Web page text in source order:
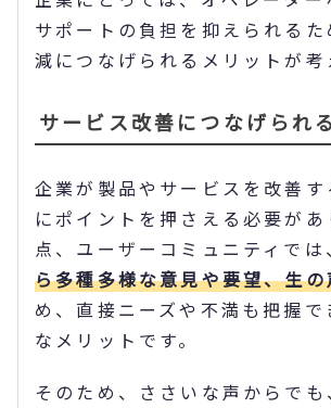
サポートの負担を抑えられるた
減につなげられるメリットが考
サービス改善につなげられる
企業が製品やサービスを改善
にポイントを押さえる必要があ
点、ユーザーコミュニティでは
ら多種多様な意見や要望、生
め、直接ニーズや不満も把握で
なメリットです。
そのため、ささいな声からで